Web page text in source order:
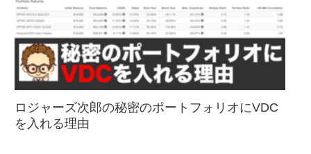
ロジャーズ次郎の秘密のポートフォリオにVDC
を入れる理由